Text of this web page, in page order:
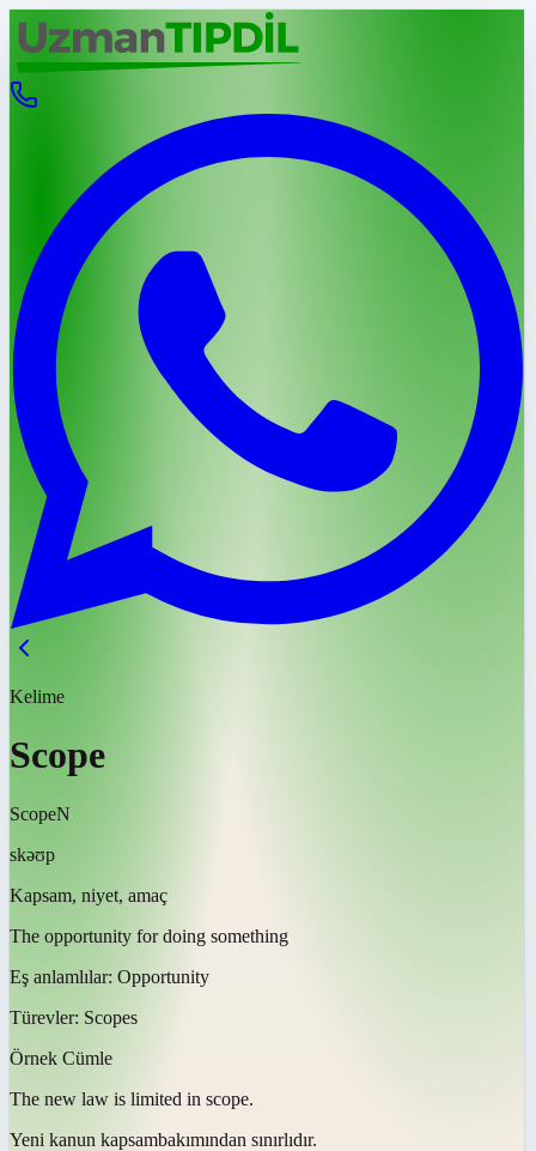
Kelime
Scope
ScopeN
skəʊp
Kapsam, niyet, amaç
The opportunity for doing something
Eş anlamlılar: Opportunity
Türevler: Scopes
Örnek Cümle
The new law is limited in scope.
Yeni kanun kapsambakımından sınırlıdır.